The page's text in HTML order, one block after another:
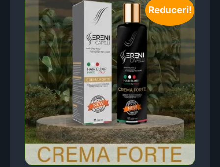
Reduceri!